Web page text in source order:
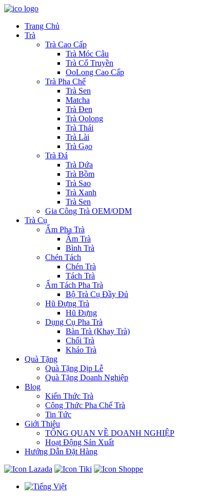
Trang Chủ
Trà
Trà Cao Cấp
Trà Móc Câu
Trà Cổ Truyền
OoLong Cao Cấp
Trà Pha Chế
Trà Sen
Matcha
Trà Đen
Trà Oolong
Trà Thái
Trà Lài
Trà Gạo
Trà Đá
Trà Dứa
Trà Bồm
Trà Sao
Trà Xanh
Trà Sen
Gia Công Trà OEM/ODM
Trà Cụ
Ấm Pha Trà
Ấm Trà
Bình Trà
Chén Tách
Chén Trà
Tách Trà
Ấm Tách Pha Trà
Bộ Trà Cụ Đầy Đủ
Hũ Đựng Trà
Hũ Đựng
Dụng Cụ Pha Trà
Bàn Trà (Khay Trà)
Chổi Trà
Kháo Trà
Quà Tặng
Quà Tặng Dịp Lễ
Quà Tặng Doanh Nghiệp
Blog
Kiến Thức Trà
Công Thức Pha Chế Trà
Tin Tức
Giới Thiệu
TỔNG QUAN VỀ DOANH NGHIỆP
Hoạt Động Sản Xuất
Hướng Dẫn Đặt Hàng